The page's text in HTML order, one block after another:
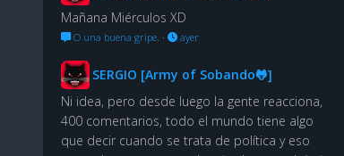
Mañana Miérculos XD
O una buena gripe. · ayer
SERGIO [Army of Sobando🐸]
Ni idea, pero desde luego la gente reacciona,
400 comentarios, todo el mundo tiene algo
que decir cuando se trata de política y eso